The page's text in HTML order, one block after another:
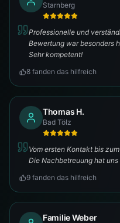
Starnberg
Professionelle und
Bewertung war besonders
Sehr kompetent!
8 fanden das hilfreich
Thomas H.
Bad Tölz
Vom ersten Kontakt bis
Die Nachbetreuung hat
9 fanden das hilfreich
Familie Weber